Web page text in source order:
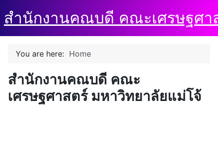
สำนักงานคณบดี คณะเศรษฐศา
You are here: Home
สำนักงานคณบดี คณะ
เศรษฐศาสตร์ มหาวิทยาลัยแม่โจ้